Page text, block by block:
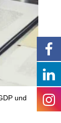
und